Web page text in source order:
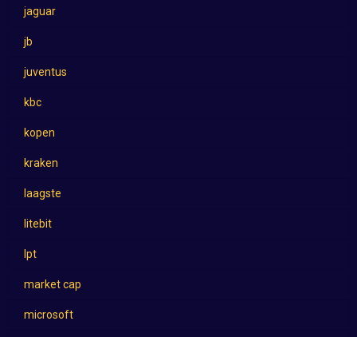
jaguar
jb
juventus
kbc
kopen
kraken
laagste
litebit
lpt
market cap
microsoft